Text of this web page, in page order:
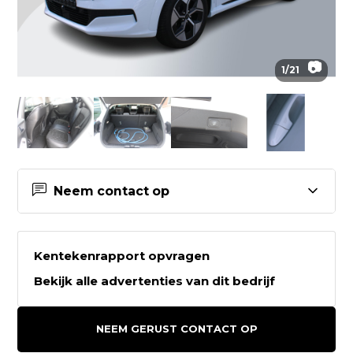
1/21 📷
Neem contact op
Contactgegevens Ford Sutherland
Sneek
Kentekenrapport opvragen
Bekijk alle advertenties van dit bedrijf
NEEM GERUST CONTACT OP